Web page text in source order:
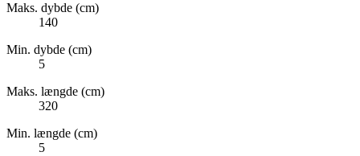
Maks. dybde (cm)
140
Min. dybde (cm)
5
Maks. længde (cm)
320
Min. længde (cm)
5